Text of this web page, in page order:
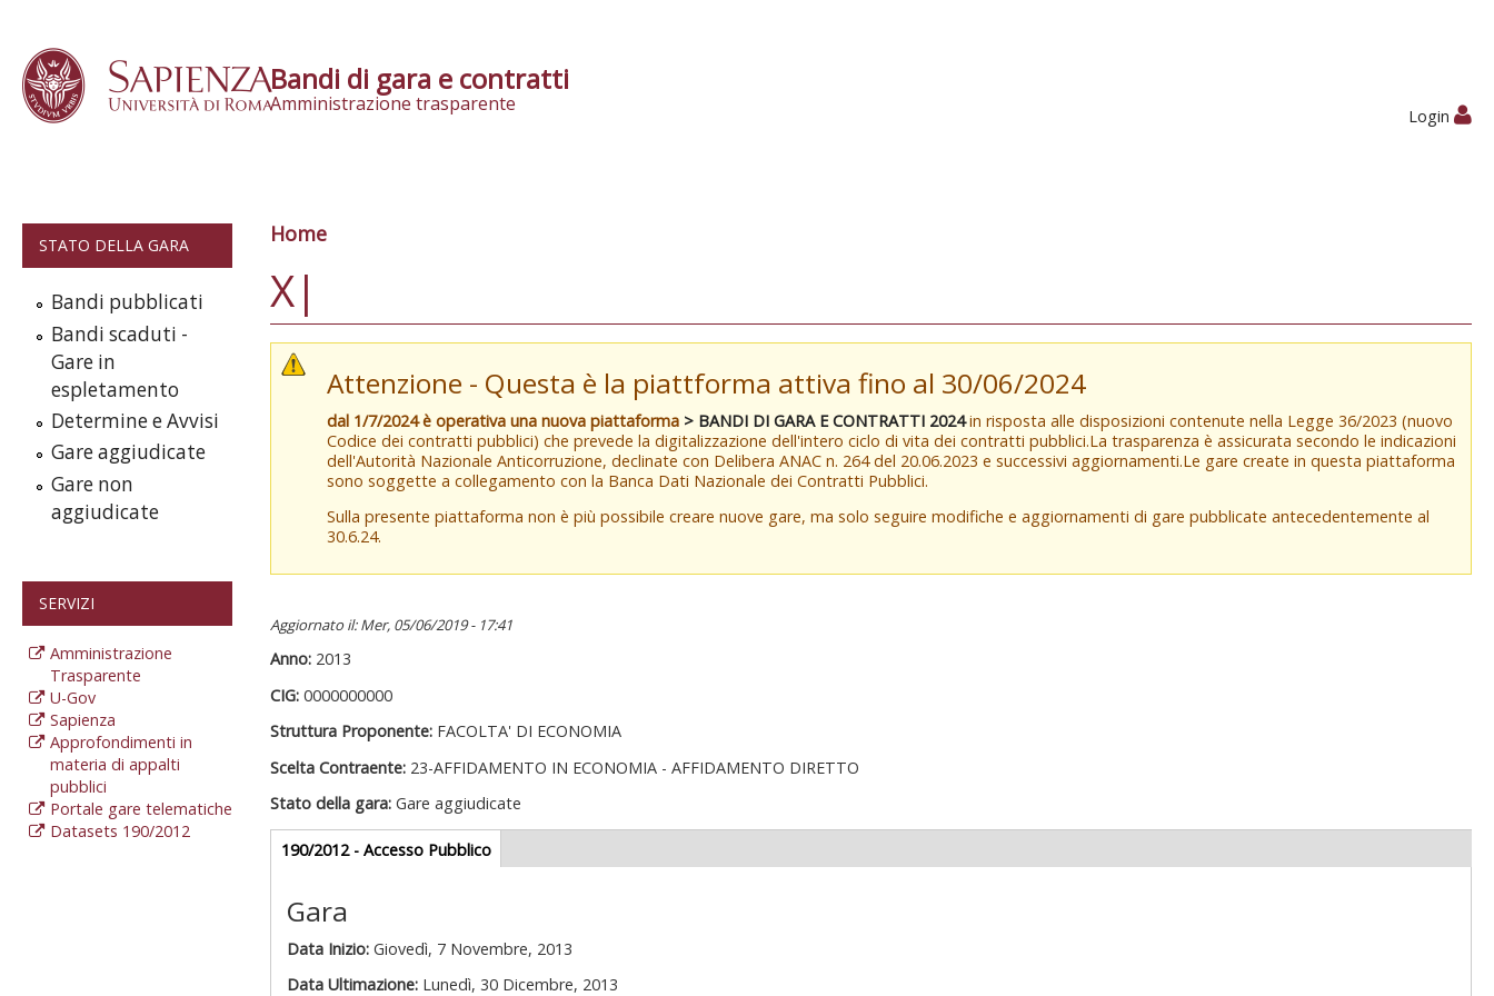
Bandi di gara e contratti
Amministrazione trasparente
Login
STATO DELLA GARA
Bandi pubblicati
Bandi scaduti -
Gare in
espletamento
Determine e Avvisi
Gare aggiudicate
Gare non
aggiudicate
SERVIZI
Amministrazione
Trasparente
U-Gov
Sapienza
Approfondimenti in
materia di appalti
pubblici
Portale gare telematiche
Datasets 190/2012
Tu sei qui
Home
X|
Attenzione - Questa è la piattforma attiva fino al 30/06/2024
dal 1/7/2024 è operativa una nuova piattaforma > BANDI DI GARA E CONTRATTI 2024in risposta alle disposizioni contenute nella Legge 36/2023 (nuovo
Codice dei contratti pubblici) che prevede la digitalizzazione dell'intero ciclo di vita dei contratti pubblici.La trasparenza è assicurata secondo le indicazioni
dell'Autorità Nazionale Anticorruzione, declinate con Delibera ANAC n. 264 del 20.06.2023 e successivi aggiornamenti.Le gare create in questa piattaforma
sono soggette a collegamento con la Banca Dati Nazionale dei Contratti Pubblici.
Sulla presente piattaforma non è più possibile creare nuove gare, ma solo seguire modifiche e aggiornamenti di gare pubblicate antecedentemente al
30.6.24.
Aggiornato il: Mer, 05/06/2019 - 17:41
Anno: 2013
CIG: 0000000000
Struttura Proponente: FACOLTA' DI ECONOMIA
Scelta Contraente: 23-AFFIDAMENTO IN ECONOMIA - AFFIDAMENTO DIRETTO
Stato della gara: Gare aggiudicate
Gare appalti
190/2012 - Accesso Pubblico(scheda
attiva)
Gara
Data Inizio:Giovedì, 7 Novembre, 2013
Data Ultimazione: Lunedì, 30 Dicembre, 2013